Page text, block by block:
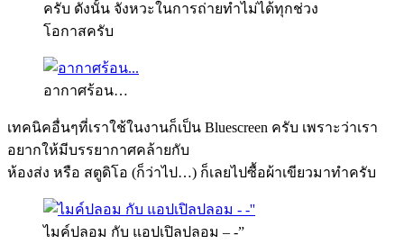
ครับ ดังนั้น จังหวะในการถ่ายทำไม่ได้ทุกช่วง
โอกาสครับ
อากาศร้อน…
เทคนิคอื่นๆที่เราใช้ในงานก็เป็น Bluescreen ครับ เพราะว่าเรา
อยากให้มีบรรยากาศคล้ายกับ
ห้องส่ง หรือ สตูดิโอ (ก็ว่าไป…) ก็เลยไปซื้อผ้าเขียวมาทำครับ
ไมค์ปลอม กับ แอปเปิลปลอม – -”